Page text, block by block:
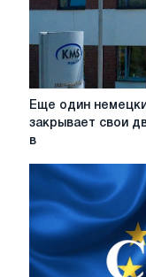
Еще
один
оборудования
закрывает
свои
двери:
KMS
Еще один
закрывает свои
в